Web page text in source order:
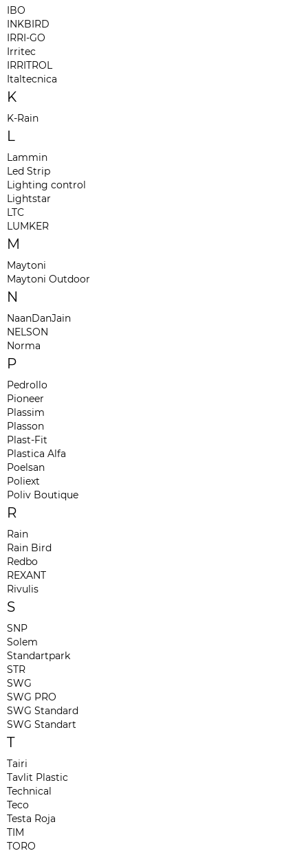
IBO
INKBIRD
IRRI-GO
Irritec
IRRITROL
Italtecnica
K
K-Rain
L
Lammin
Led Strip
Lighting control
Lightstar
LTC
LUMKER
M
Maytoni
Maytoni Outdoor
N
NaanDanJain
NELSON
Norma
P
Pedrollo
Pioneer
Plassim
Plasson
Plast-Fit
Plastica Alfa
Poelsan
Poliext
Poliv Boutique
R
Rain
Rain Bird
Redbo
REXANT
Rivulis
S
SNP
Solem
Standartpark
STR
SWG
SWG PRO
SWG Standard
SWG Standart
T
Tairi
Tavlit Plastic
Technical
Teco
Testa Roja
TIM
TORO